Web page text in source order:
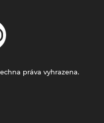
práva vyhrazena.